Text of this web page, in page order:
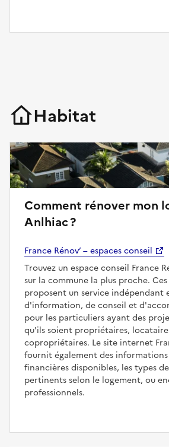
Habitat
Comment rénover mon
Anlhiac ?
France Rénov’ – espaces conseil
Trouvez un espace conseil France
sur la commune la plus proche. Ces
proposent un service indépendant
d'information, de conseil et
pour les particuliers ayant des
qu'ils soient propriétaires,
copropriétaires. Le site internet
fournit également des informations
financières disponibles, les types
pertinents selon le logement, ou
professionnels.